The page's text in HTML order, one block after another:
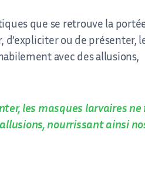
que se retrouve la
ou de présenter,
avec des allusions,
les masques larvaires
nourrissant ainsi